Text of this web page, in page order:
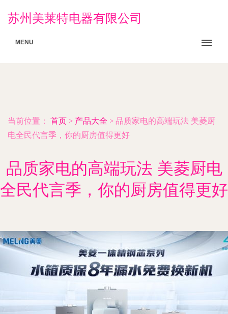
苏州美莱特电器有限公司
MENU
当前位置： 首页 > 产品大全 > 品质家电的高端玩法 美菱厨
电全民代言季，你的厨房值得更好
品质家电的高端玩法 美菱厨电
全民代言季，你的厨房值得更好